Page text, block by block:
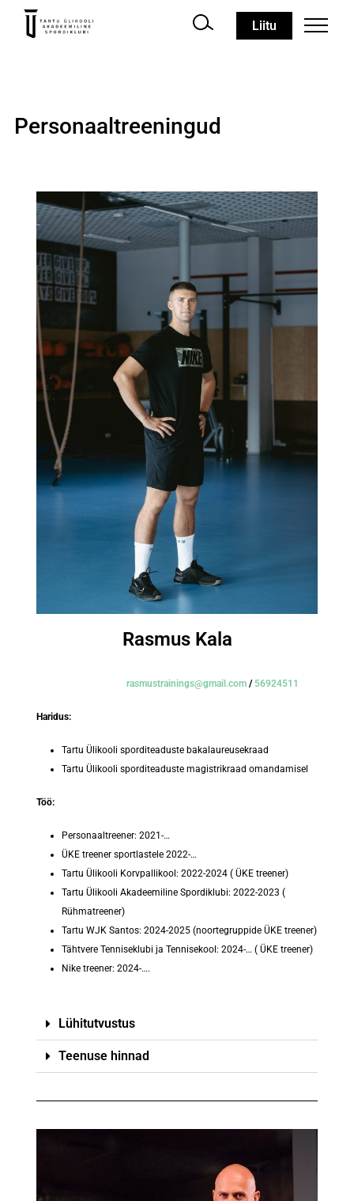
Liitu
Personaaltreeningud
Rasmus Kala
rasmustrainings@gmail.com / 56924511
Haridus:
Tartu Ülikooli sporditeaduste bakalaureusekraad
Tartu Ülikooli sporditeaduste magistrikraad omandamisel
Töö:
Personaaltreener: 2021-…
ÜKE treener sportlastele 2022-…
Tartu Ülikooli Korvpallikool: 2022-2024 ( ÜKE treener)
Tartu Ülikooli Akadeemiline Spordiklubi: 2022-2023 (
Rühmatreener)
Tartu WJK Santos: 2024-2025 (noortegruppide ÜKE treener)
Tähtvere Tenniseklubi ja Tennisekool: 2024-… ( ÜKE treener)
Nike treener: 2024-….
Lühitutvustus
Teenuse hinnad